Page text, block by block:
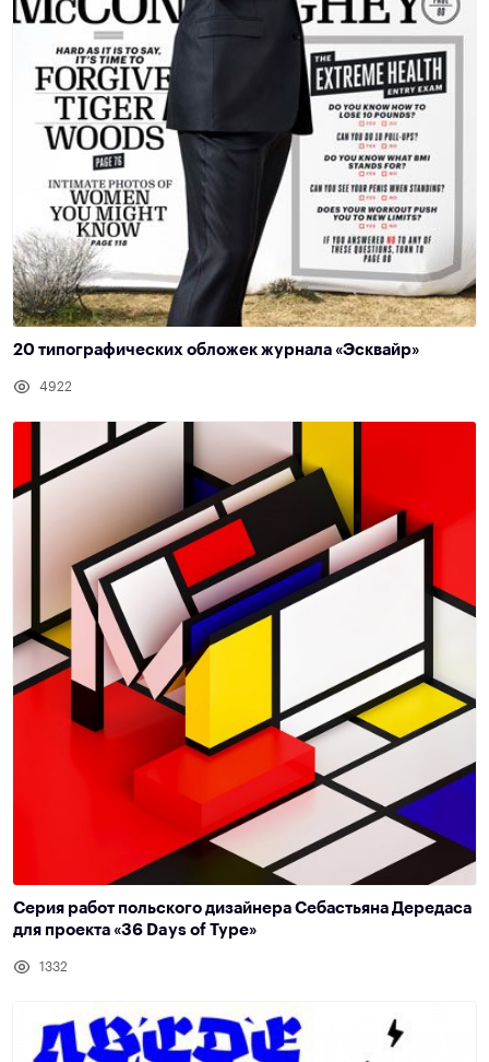
20 типографических обложек журнала «Эсквайр»
4922
Серия работ польского дизайнера Себастьяна Дередаса
для проекта «36 Days of Type»
1332